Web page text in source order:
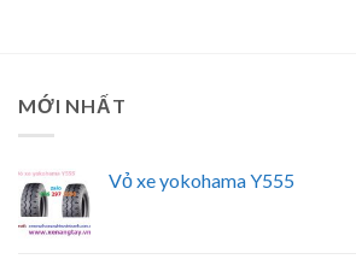
MỚI NHẤT
Vỏ xe yokohama Y555